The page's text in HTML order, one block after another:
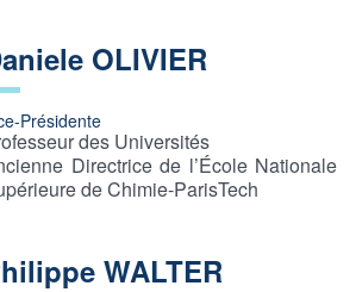
OLIVIER
Présidente
des Universités
Directrice de l’École Nationale
de Chimie-ParisTech
WALTER